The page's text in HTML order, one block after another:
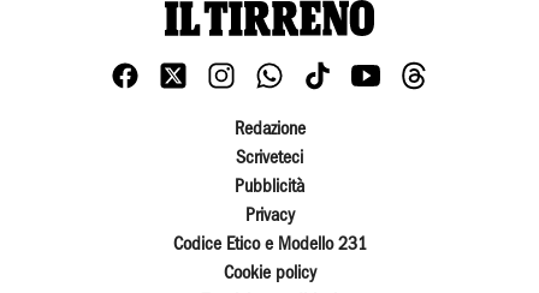
Redazione
Scriveteci
Pubblicità
Privacy
Codice Etico e Modello 231
Cookie policy